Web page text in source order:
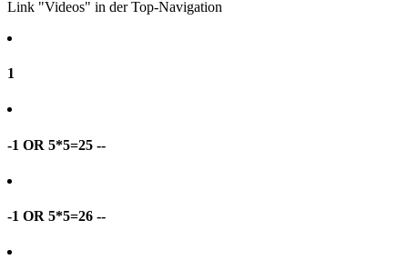
Link "Videos" in der Top-Navigation
1
-1 OR 5*5=25 --
-1 OR 5*5=26 --